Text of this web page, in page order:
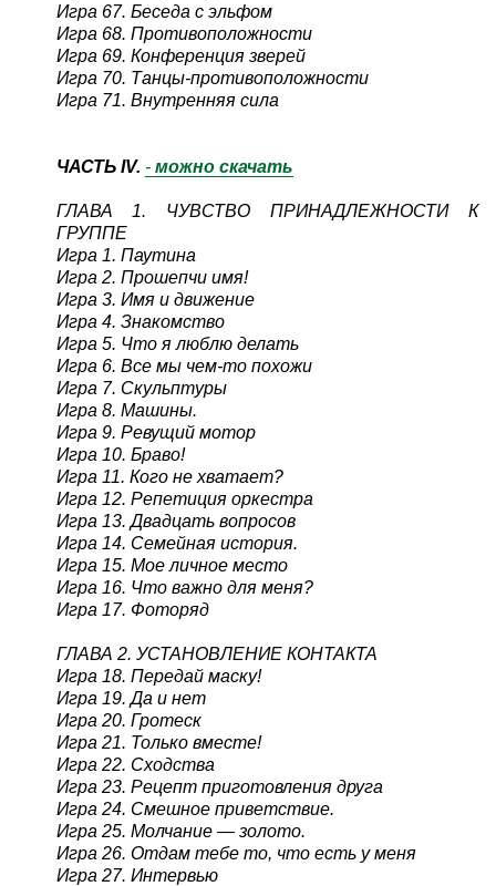
Игра 67. Беседа с эльфом
Игра 68. Противоположности
Игра 69. Конференция зверей
Игра 70. Танцы-противоположности
Игра 71. Внутренняя сила
ЧАСТЬ IV. - можно скачать
ГЛАВА 1. ЧУВСТВО ПРИНАДЛЕЖНОСТИ К
ГРУППЕ
Игра 1. Паутина
Игра 2. Прошепчи имя!
Игра 3. Имя и движение
Игра 4. Знакомство
Игра 5. Что я люблю делать
Игра 6. Все мы чем-то похожи
Игра 7. Скульптуры
Игра 8. Машины.
Игра 9. Ревущий мотор
Игра 10. Браво!
Игра 11. Кого не хватает?
Игра 12. Репетиция оркестра
Игра 13. Двадцать вопросов
Игра 14. Семейная история.
Игра 15. Мое личное место
Игра 16. Что важно для меня?
Игра 17. Фоторяд
ГЛАВА 2. УСТАНОВЛЕНИЕ КОНТАКТА
Игра 18. Передай маску!
Игра 19. Да и нет
Игра 20. Гротеск
Игра 21. Только вместе!
Игра 22. Сходства
Игра 23. Рецепт приготовления друга
Игра 24. Смешное приветствие.
Игра 25. Молчание — золото.
Игра 26. Отдам тебе то, что есть у меня
Игра 27. Интервью